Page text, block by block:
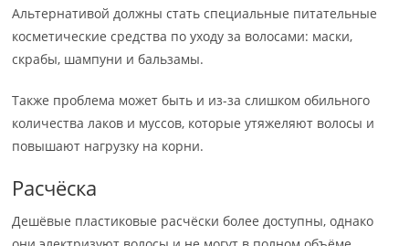
Альтернативой должны стать специальные питательные
косметические средства по уходу за волосами: маски,
скрабы, шампуни и бальзамы.
Также проблема может быть и из-за слишком обильного
количества лаков и муссов, которые утяжеляют волосы и
повышают нагрузку на корни.
Расчёска
Дешёвые пластиковые расчёски более доступны, однако